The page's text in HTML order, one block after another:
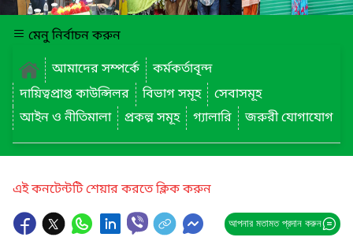
মেনু নির্বাচন করুন
আমাদের সম্পর্কে
কর্মকর্তাবৃন্দ
দায়িত্বপ্রাপ্ত কাউন্সিলর
বিভাগ সমূহ
সেবাসমূহ
আইন ও নীতিমালা
প্রকল্প সমূহ গ্যালারি জরুরী যোগাযোগ
এই কনটেন্টটি শেয়ার করতে ক্লিক করুন
আপনার মতামত প্রদান করুন